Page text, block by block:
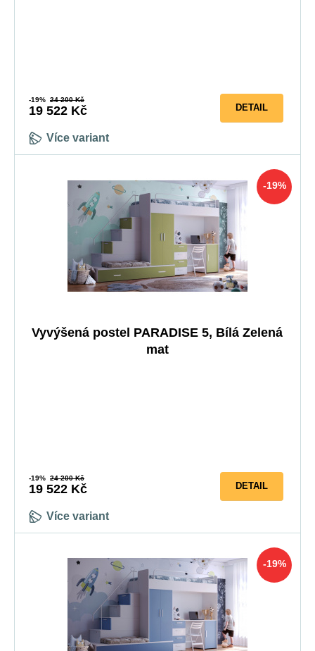
-19% 24 200 Kč
19 522 Kč
Více variant
DETAIL
-19%
Vyvýšená postel PARADISE 5, Bílá Zelená
mat
-19% 24 200 Kč
19 522 Kč
Více variant
DETAIL
-19%